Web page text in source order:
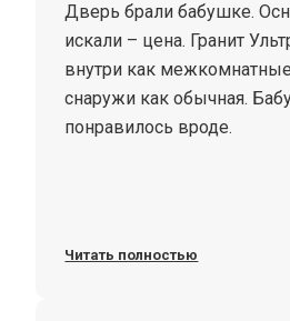
Дверь брали бабушке.
искали – цена. Гранит
внутри как
снаружи как обычная.
понравилось вроде.
Читать полностью